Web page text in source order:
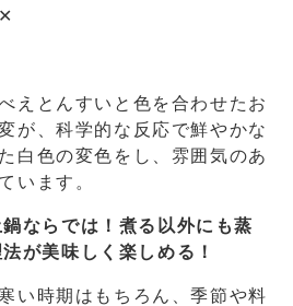
えとんすいと色を合わせたお
が、科学的な反応で鮮やかな
白色の変色をし、雰囲気のあ
います。
ならでは！煮る以外にも蒸
が美味しく楽しめる！
い時期はもちろん、季節や料